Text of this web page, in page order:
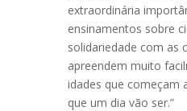
extraordinária
ensinamentos sobre
solidariedade com as
apreendem muito
idades que começam
que um dia vão ser.”